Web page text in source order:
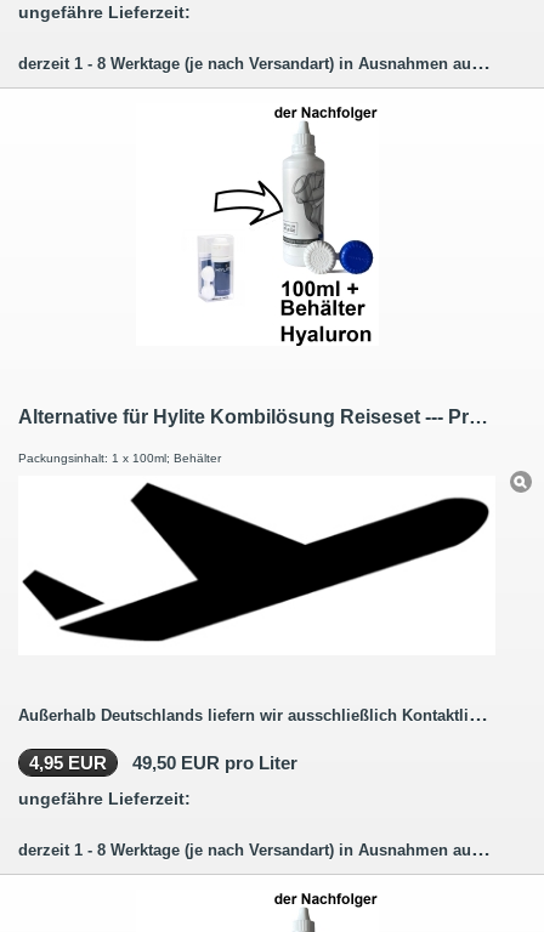
ungefähre Lieferzeit:
derzeit 1 - 8 Werktage (je nach Versandart) in Ausnahmen auch länger.
Alternative für Hylite Kombilösung Reiseset --- Premium Pflege Kombilösung Reiseset mit Hyaluron 100ml / 1 Behälter
Packungsinhalt: 1 x 100ml; Behälter
Außerhalb Deutschlands liefern wir ausschließlich Kontaktlinsenbestellungen ohne Pflegemittel.
4,95 EUR 49,50 EUR pro Liter
ungefähre Lieferzeit:
derzeit 1 - 8 Werktage (je nach Versandart) in Ausnahmen auch länger.